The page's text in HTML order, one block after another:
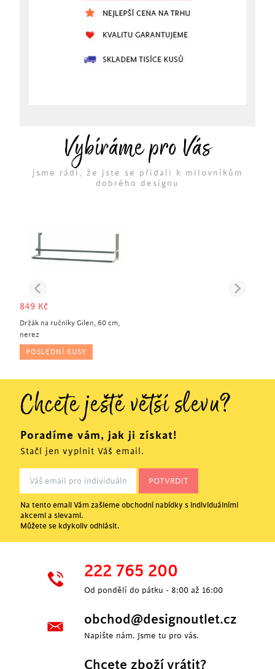
Vybíráme pro Vás
jsme rádi, že jste se přidali k milovníkům
dobrého designu
849 Kč
Držák na ručníky Gilen, 60 cm,
nerez
POSLEDNÍ KUSY
Chcete ještě větší slevu?
Poradíme vám, jak ji získat!
Stačí jen vyplnit Váš email.
Na tento email Vám zašleme obchodní nabídky s individuálními
akcemi a slevami.
Můžete se kdykoliv odhlásit.
222 765 200
Od pondělí do pátku - 8:00 až 16:00
obchod@designoutlet.cz
Napište nám. Jsme tu pro vás.
Chcete zboží vrátit?